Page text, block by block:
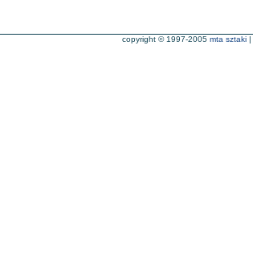
copyright © 1997-2005 mta sztaki |